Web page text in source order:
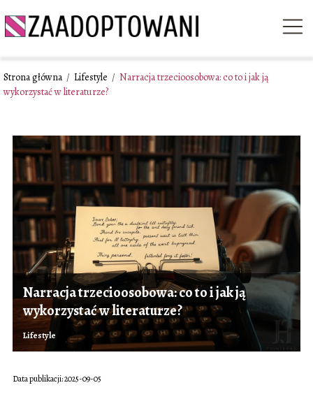
Strona główna / Lifestyle / Narracja trzecioosobowa: co to i jak ją
wykorzystać w literaturze?
Narracja trzecioosobowa: co to i jak ją
wykorzystać w literaturze?
Lifestyle
Data publikacji: 2025-09-05